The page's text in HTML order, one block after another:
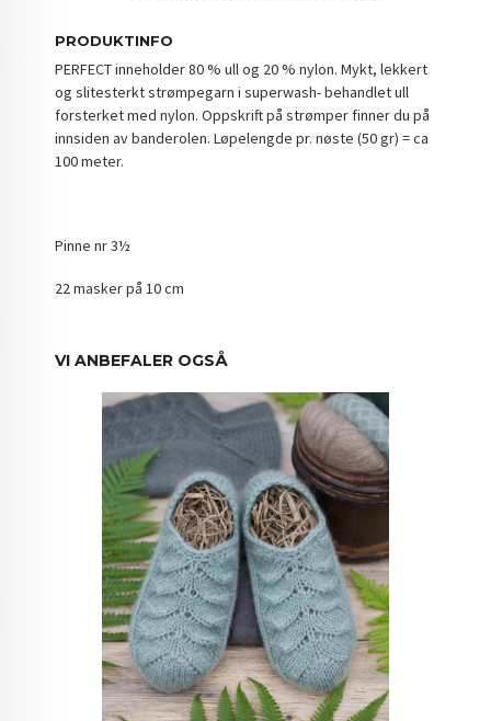
PRODUKTINFO
PERFECT inneholder 80 % ull og 20 % nylon. Mykt, lekkert
og slitesterkt strømpegarn i superwash- behandlet ull
forsterket med nylon. Oppskrift på strømper finner du på
innsiden av banderolen. Løpelengde pr. nøste (50 gr) = ca
100 meter.
Pinne nr 3½
22 masker på 10 cm
VI ANBEFALER OGSÅ